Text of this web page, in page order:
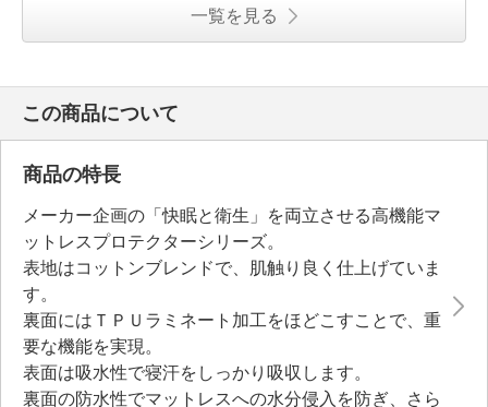
一覧を見る
この商品について
商品の特長
メーカー企画の「快眠と衛生」を両立させる高機能マ
ットレスプロテクターシリーズ。
表地はコットンブレンドで、肌触り良く仕上げていま
す。
裏面にはＴＰＵラミネート加工をほどこすことで、重
要な機能を実現。
表面は吸水性で寝汗をしっかり吸収します。
裏面の防水性でマットレスへの水分侵入を防ぎ、さら